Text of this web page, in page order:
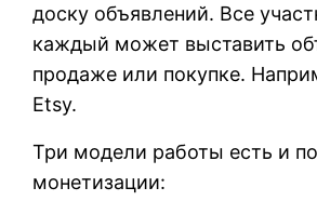
доску объявлений. Все
каждый может выставить
продаже или покупке.
Etsy.
Три модели работы есть и
монетизации: